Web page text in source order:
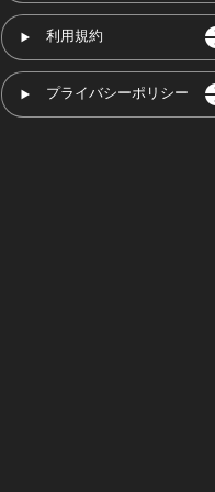
利用規約
プライバシーポリシー